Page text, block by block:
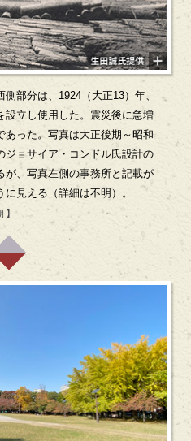
部分は、1924（大正13）年、
設立し使用した。震災後に急増
あった。写真は大正後期～昭和
ジョサイア・コンドル氏設計の
が、写真左側の事務所と記載が
見える（詳細は不明）。
】